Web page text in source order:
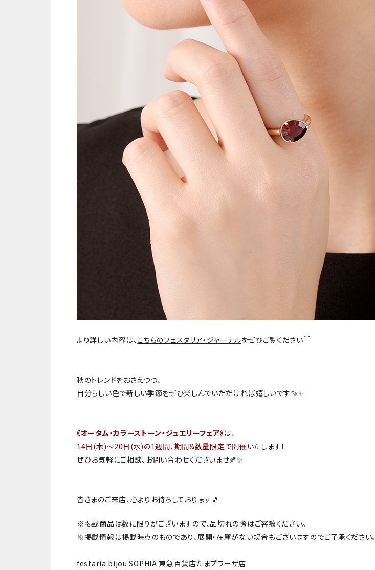
より詳しい内容は、こちらのフェスタリア・ジャーナルをぜひご覧ください＾＾
秋のトレンドをおさえつつ、
自分らしい色で新しい季節をぜひ楽しんでいただければ嬉しいです🍠✨
《オータム・カラーストーン・ジュエリーフェア》は、
14日(木)〜20日(水)の1週間、期間&数量限定で開催いたします！
ぜひお気軽にご相談、お問い合わせくださいませ🍂✨
皆さまのご来店、心よりお待ちしております🎵
※掲載商品は数に限りがございますので、品切れの際はご容赦ください。
※掲載情報は掲載時点のものであり、展開・在庫がない場合もございますのでご了承ください。
festaria bijou SOPHIA 東急百貨店たまプラーザ店